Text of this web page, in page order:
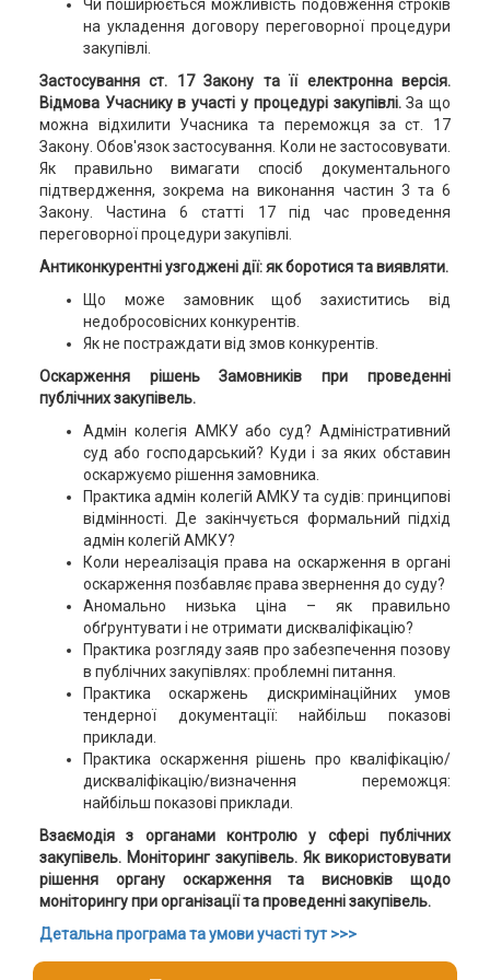
Чи поширюється можливість подовження строків
на укладення договору переговорної процедури
закупівлі.
Застосування ст. 17 Закону та її електронна версія.
Відмова Учаснику в участі у процедурі закупівлі.За що
можна відхилити Учасника та переможця за ст. 17
Закону. Обов'язок застосування. Коли не застосовувати.
Як правильно вимагати спосіб документального
підтвердження, зокрема на виконання частин 3 та 6
Закону. Частина 6 статті 17 під час проведення
переговорної процедури закупівлі.
Антиконкурентні узгоджені дії: як боротися та виявляти.
Що може замовник щоб захиститись від
недобросовісних конкурентів.
Як не постраждати від змов конкурентів.
Оскарження рішень Замовників при проведенні
публічних закупівель.
Адмін колегія АМКУ або суд? Адміністративний
суд або господарський? Куди і за яких обставин
оскаржуємо рішення замовника.
Практика адмін колегій АМКУ та судів: принципові
відмінності. Де закінчується формальний підхід
адмін колегій АМКУ?
Коли нереалізація права на оскарження в органі
оскарження позбавляє права звернення до суду?
Аномально низька ціна – як правильно
обґрунтувати і не отримати дискваліфікацію?
Практика розгляду заяв про забезпечення позову
в публічних закупівлях: проблемні питання.
Практика оскаржень дискримінаційних умов
тендерної документації: найбільш показові
приклади.
Практика оскарження рішень про кваліфікацію/
дискваліфікацію/визначення переможця:
найбільш показові приклади.
Взаємодія з органами контролю у сфері публічних
закупівель. Моніторинг закупівель. Як використовувати
рішення органу оскарження та висновків щодо
моніторингу при організації та проведенні закупівель.
Детальна програма та умови участі тут >>>